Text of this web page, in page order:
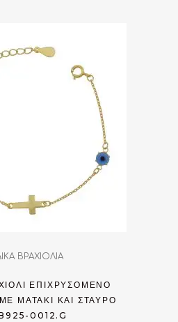
ΒΡΑΧΙΟΛΙΑ
ΕΠΙΧΡΥΣΟΜΈΝΟ
ΜΑΤΆΚΙ ΚΑΙ ΣΤΑΥΡΌ
0012.G